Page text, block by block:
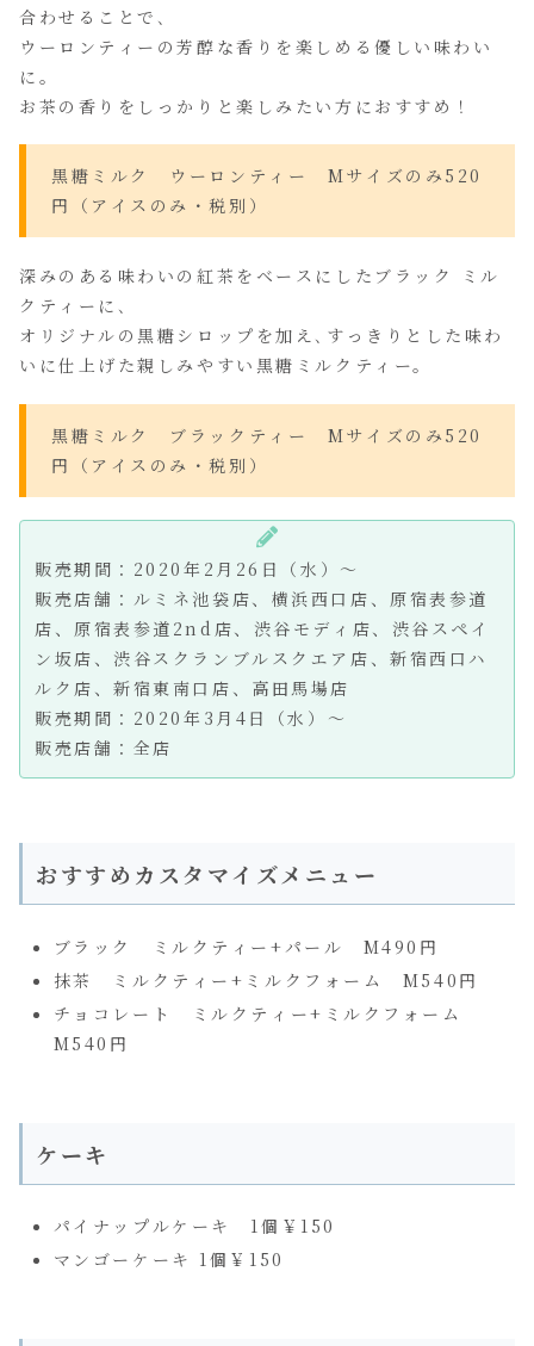
合わせることで､
ウーロンティーの芳醇な香りを楽しめる優しい味わい
に。
お茶の香りをしっかりと楽しみたい方におすすめ！
黒糖ミルク ウーロンティー Mサイズのみ520
円（アイスのみ・税別）
深みのある味わいの紅茶をベースにしたブラック ミル
クティーに､
オリジナルの黒糖シロップを加え､すっきりとした味わ
いに仕上げた親しみやすい黒糖ミルクティー。
黒糖ミルク ブラックティー Mサイズのみ520
円（アイスのみ・税別）
販売期間：2020年2月26日（水）～
販売店舗：ルミネ池袋店、横浜西口店、原宿表参道
店、原宿表参道2nd店、渋谷モディ店、渋谷スペイ
ン坂店、渋谷スクランブルスクエア店、新宿西口ハ
ルク店、新宿東南口店、高田馬場店
販売期間：2020年3月4日（水）～
販売店舗：全店
おすすめカスタマイズメニュー
ブラック ミルクティー+パール M490円
抹茶 ミルクティー+ミルクフォーム M540円
チョコレート ミルクティー+ミルクフォーム
M540円
ケーキ
パイナップルケーキ 1個￥150
マンゴーケーキ 1個￥150